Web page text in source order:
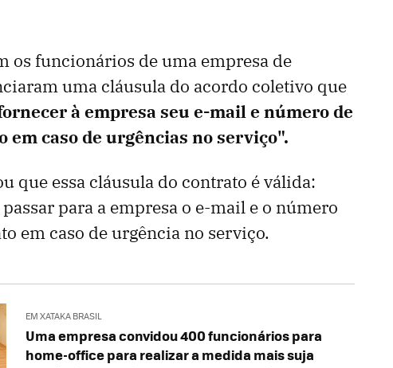
os funcionários de uma empresa de
uma cláusula do acordo coletivo que
à empresa seu e-mail e número de
em caso de urgências no serviço".
que essa cláusula do contrato é válida:
para a empresa o e-mail e o número
em caso de urgência no serviço.
EM XATAKA BRASIL
Uma empresa convidou 400 funcionários para
home-office para realizar a medida mais suja